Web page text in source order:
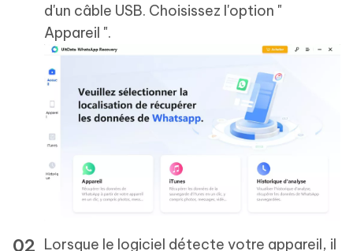
d'un câble USB. Choisissez l'option "
Appareil ".
Lorsque le logiciel détecte votre appareil, il